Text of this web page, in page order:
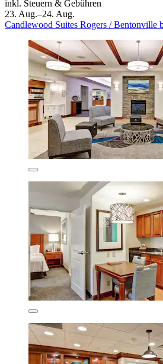
inkl. Steuern & Gebühren
23. Aug.–24. Aug.
Candlewood Suites Rogers / Bentonville